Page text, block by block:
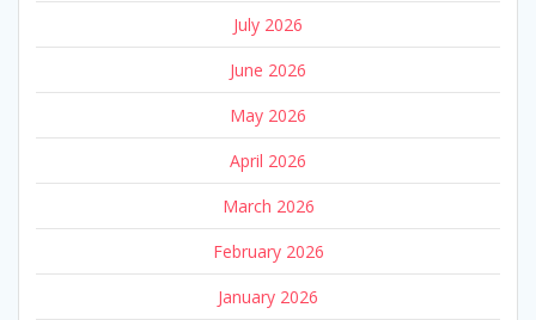
July 2026
June 2026
May 2026
April 2026
March 2026
February 2026
January 2026